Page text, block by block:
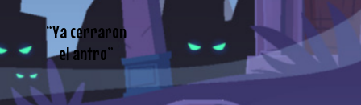
“Ya cerraron
el antro”